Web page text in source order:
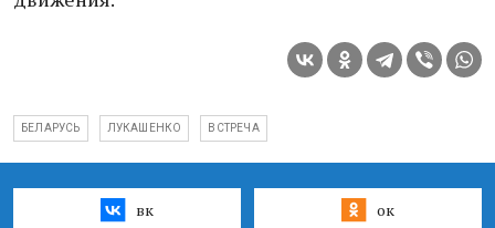
БЕЛАРУСЬ ЛУКАШЕНКО ВСТРЕЧА
вк ок